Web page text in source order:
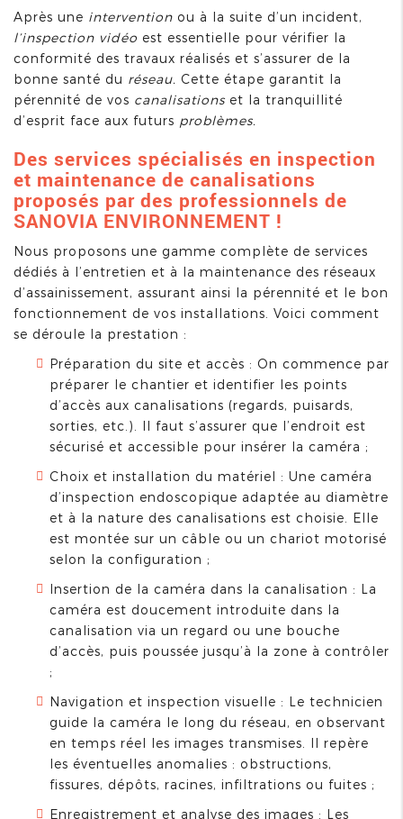
Après une intervention ou à la suite d’un incident,
l’inspection vidéo est essentielle pour vérifier la
conformité des travaux réalisés et s’assurer de la
bonne santé du réseau. Cette étape garantit la
pérennité de vos canalisations et la tranquillité
d’esprit face aux futurs problèmes.
Des services spécialisés en inspection
et maintenance de canalisations
proposés par des professionnels de
SANOVIA ENVIRONNEMENT !
Nous proposons une gamme complète de services
dédiés à l’entretien et à la maintenance des réseaux
d’assainissement, assurant ainsi la pérennité et le bon
fonctionnement de vos installations. Voici comment
se déroule la prestation :
Préparation du site et accès : On commence par
préparer le chantier et identifier les points
d’accès aux canalisations (regards, puisards,
sorties, etc.). Il faut s’assurer que l’endroit est
sécurisé et accessible pour insérer la caméra ;
Choix et installation du matériel : Une caméra
d’inspection endoscopique adaptée au diamètre
et à la nature des canalisations est choisie. Elle
est montée sur un câble ou un chariot motorisé
selon la configuration ;
Insertion de la caméra dans la canalisation : La
caméra est doucement introduite dans la
canalisation via un regard ou une bouche
d’accès, puis poussée jusqu’à la zone à contrôler
;
Navigation et inspection visuelle : Le technicien
guide la caméra le long du réseau, en observant
en temps réel les images transmises. Il repère
les éventuelles anomalies : obstructions,
fissures, dépôts, racines, infiltrations ou fuites ;
Enregistrement et analyse des images : Les